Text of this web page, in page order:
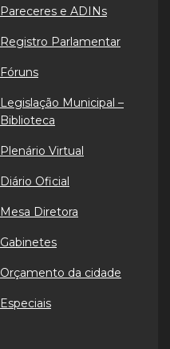
Pareceres e ADINs
Registro Parlamentar
Fóruns
Legislação Municipal –
Biblioteca
Plenário Virtual
Diário Oficial
Mesa Diretora
Gabinetes
Orçamento da cidade
Especiais